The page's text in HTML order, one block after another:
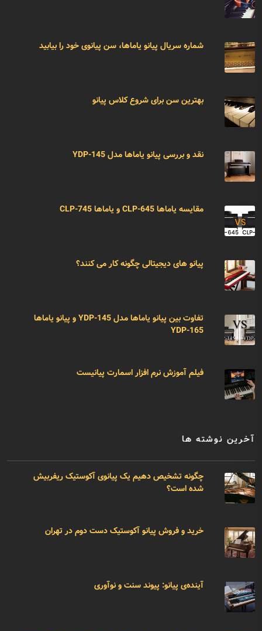
شماره سریال پیانو یاماها، سن پیانوی خود را بیابید
بهترین سن برای شروع کلاس پیانو
نقد و بررسی پیانو یاماها مدل YDP-145
مقایسه یاماها CLP-645 و یاماها CLP-745
پیانو های دیجیتالی چگونه کار می کنند؟
تفاوت بین پیانو یاماها مدل YDP-145 و پیانو یاماها
YDP-165
فیلم آموزش نرم افزار اسمارت پیانیست
آخرین نوشته ها
چگونه تشخیص دهیم یک پیانوی آکوستیک ریفربیش
شده است؟
خرید و فروش پیانو آکوستیک دست دوم در تهران
آینده‌ی پیانو: پیوند سنت و نوآوری